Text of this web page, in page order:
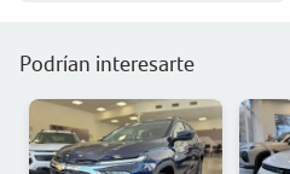
Podrían interesarte